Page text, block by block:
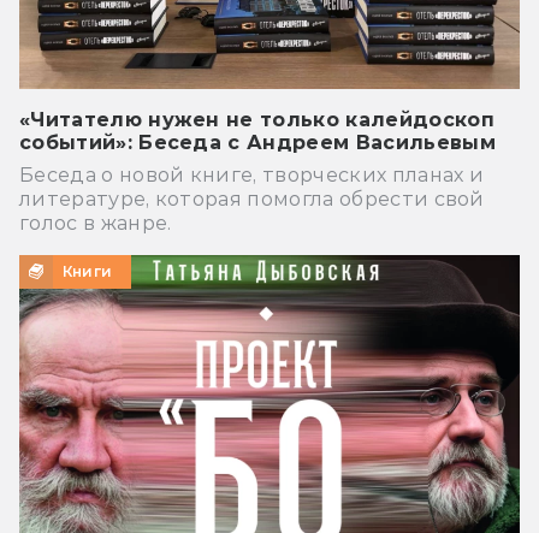
«Читателю нужен не только калейдоскоп
событий»: Беседа с Андреем Васильевым
Беседа о новой книге, творческих планах и
литературе, которая помогла обрести свой
голос в жанре.
Книги